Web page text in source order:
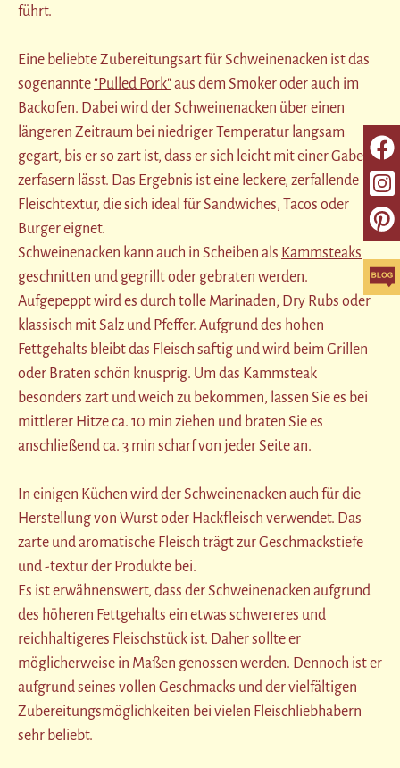
führt.
Eine beliebte Zubereitungsart für Schweinenacken ist das
sogenannte "Pulled Pork"aus dem Smoker oder auch im
Backofen. Dabei wird der Schweinenacken über einen
längeren Zeitraum bei niedriger Temperatur langsam
gegart, bis er so zart ist, dass er sich leicht mit einer Gabel
zerfasern lässt. Das Ergebnis ist eine leckere, zerfallende
Fleischtextur, die sich ideal für Sandwiches, Tacos oder
Burger eignet.
Schweinenacken kann auch in Scheiben als Kammsteaks
geschnitten und gegrillt oder gebraten werden.
Aufgepeppt wird es durch tolle Marinaden, Dry Rubs oder
klassisch mit Salz und Pfeffer. Aufgrund des hohen
Fettgehalts bleibt das Fleisch saftig und wird beim Grillen
oder Braten schön knusprig. Um das Kammsteak
besonders zart und weich zu bekommen, lassen Sie es bei
mittlerer Hitze ca. 10 min ziehen und braten Sie es
anschließend ca. 3 min scharf von jeder Seite an.
In einigen Küchen wird der Schweinenacken auch für die
Herstellung von Wurst oder Hackfleisch verwendet. Das
zarte und aromatische Fleisch trägt zur Geschmackstiefe
und -textur der Produkte bei.
Es ist erwähnenswert, dass der Schweinenacken aufgrund
des höheren Fettgehalts ein etwas schwereres und
reichhaltigeres Fleischstück ist. Daher sollte er
möglicherweise in Maßen genossen werden. Dennoch ist er
aufgrund seines vollen Geschmacks und der vielfältigen
Zubereitungsmöglichkeiten bei vielen Fleischliebhabern
sehr beliebt.